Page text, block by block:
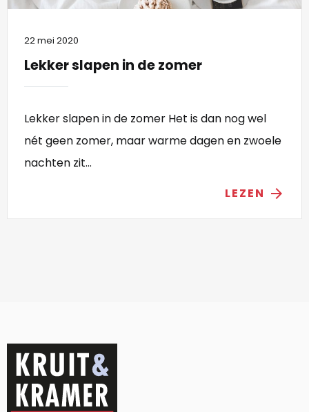
22 mei 2020
Lekker slapen in de zomer
Lekker slapen in de zomer Het is dan nog wel
nét geen zomer, maar warme dagen en zwoele
nachten zit...
LEZEN arrow_forward